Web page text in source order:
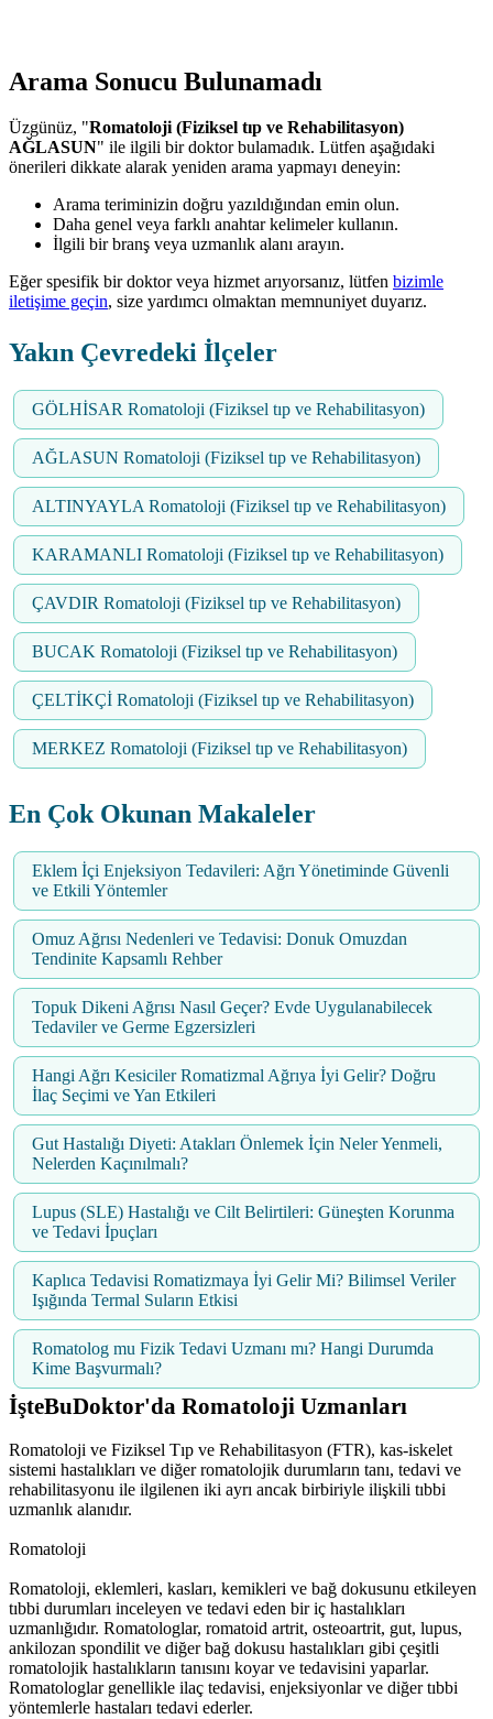
Arama Sonucu Bulunamadı
Üzgünüz, "Romatoloji (Fiziksel tıp ve Rehabilitasyon)
AĞLASUN" ile ilgili bir doktor bulamadık. Lütfen aşağıdaki
önerileri dikkate alarak yeniden arama yapmayı deneyin:
Arama teriminizin doğru yazıldığından emin olun.
Daha genel veya farklı anahtar kelimeler kullanın.
İlgili bir branş veya uzmanlık alanı arayın.
Eğer spesifik bir doktor veya hizmet arıyorsanız, lütfen bizimle
iletişime geçin, size yardımcı olmaktan memnuniyet duyarız.
Yakın Çevredeki İlçeler
GÖLHİSAR Romatoloji (Fiziksel tıp ve Rehabilitasyon)
AĞLASUN Romatoloji (Fiziksel tıp ve Rehabilitasyon)
ALTINYAYLA Romatoloji (Fiziksel tıp ve Rehabilitasyon)
KARAMANLI Romatoloji (Fiziksel tıp ve Rehabilitasyon)
ÇAVDIR Romatoloji (Fiziksel tıp ve Rehabilitasyon)
BUCAK Romatoloji (Fiziksel tıp ve Rehabilitasyon)
ÇELTİKÇİ Romatoloji (Fiziksel tıp ve Rehabilitasyon)
MERKEZ Romatoloji (Fiziksel tıp ve Rehabilitasyon)
En Çok Okunan Makaleler
Eklem İçi Enjeksiyon Tedavileri: Ağrı Yönetiminde Güvenli
ve Etkili Yöntemler
Omuz Ağrısı Nedenleri ve Tedavisi: Donuk Omuzdan
Tendinite Kapsamlı Rehber
Topuk Dikeni Ağrısı Nasıl Geçer? Evde Uygulanabilecek
Tedaviler ve Germe Egzersizleri
Hangi Ağrı Kesiciler Romatizmal Ağrıya İyi Gelir? Doğru
İlaç Seçimi ve Yan Etkileri
Gut Hastalığı Diyeti: Atakları Önlemek İçin Neler Yenmeli,
Nelerden Kaçınılmalı?
Lupus (SLE) Hastalığı ve Cilt Belirtileri: Güneşten Korunma
ve Tedavi İpuçları
Kaplıca Tedavisi Romatizmaya İyi Gelir Mi? Bilimsel Veriler
Işığında Termal Suların Etkisi
Romatolog mu Fizik Tedavi Uzmanı mı? Hangi Durumda
Kime Başvurmalı?
İşteBuDoktor'da Romatoloji Uzmanları
Romatoloji ve Fiziksel Tıp ve Rehabilitasyon (FTR), kas-iskelet
sistemi hastalıkları ve diğer romatolojik durumların tanı, tedavi ve
rehabilitasyonu ile ilgilenen iki ayrı ancak birbiriyle ilişkili tıbbi
uzmanlık alanıdır.
Romatoloji
Romatoloji, eklemleri, kasları, kemikleri ve bağ dokusunu etkileyen
tıbbi durumları inceleyen ve tedavi eden bir iç hastalıkları
uzmanlığıdır. Romatologlar, romatoid artrit, osteoartrit, gut, lupus,
ankilozan spondilit ve diğer bağ dokusu hastalıkları gibi çeşitli
romatolojik hastalıkların tanısını koyar ve tedavisini yaparlar.
Romatologlar genellikle ilaç tedavisi, enjeksiyonlar ve diğer tıbbi
yöntemlerle hastaları tedavi ederler.